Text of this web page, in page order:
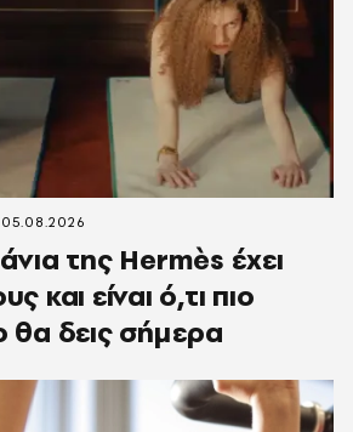
της Hermès έχει
και είναι ό,τι πιο
θα δεις σήμερα
05.08.2026